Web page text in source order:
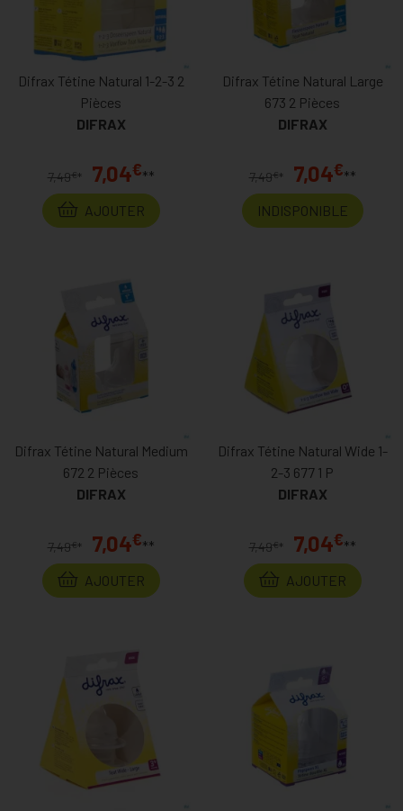
Difrax Tétine Natural 1-2-3 2
Pièces
DIFRAX
7,49€ * 7,04€**
AJOUTER
Difrax Tétine Natural Large
673 2 Pièces
DIFRAX
7,49€ * 7,04€**
INDISPONIBLE
Difrax Tétine Natural Medium
672 2 Pièces
DIFRAX
7,49€ * 7,04€**
AJOUTER
Difrax Tétine Natural Wide 1-
2-3 677 1 P
DIFRAX
7,49€ * 7,04€**
AJOUTER